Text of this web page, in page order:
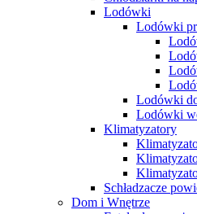
Lodówki
Lodówki
Lodówki
Lodówki
Klimatyzatory
Schładzacze
Dom i Wnętrze